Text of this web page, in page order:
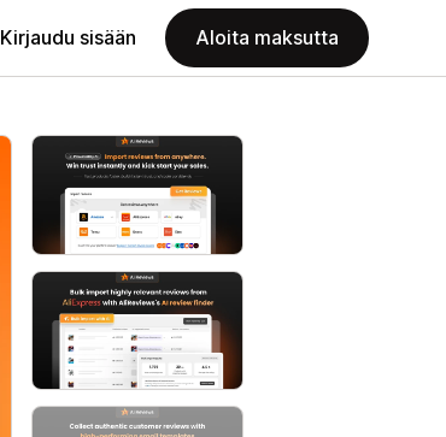
Kirjaudu sisään Aloita maksutta